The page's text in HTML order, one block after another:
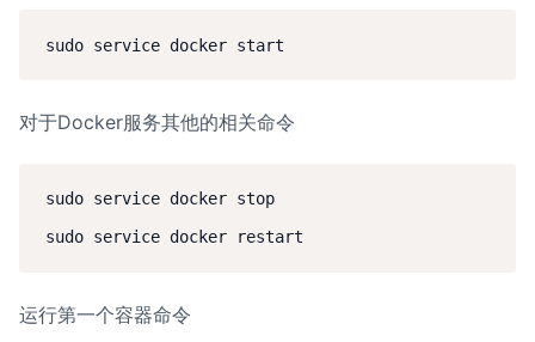
sudo service docker start
对于Docker服务其他的相关命令
sudo service docker stop
sudo service docker restart
运行第一个容器命令